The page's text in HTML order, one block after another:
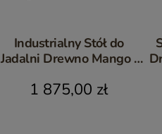
Industrialny Stół do
Jadalni Drewno Mango i
Loftowe
1 875,00 zł